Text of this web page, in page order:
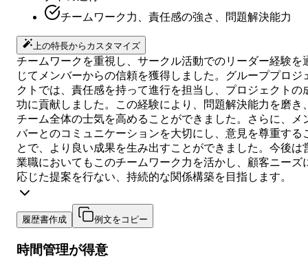
チームワーク力、責任感の強さ、問題解決能力
上の特長からカスタマイズ
チームワークを重視し、サークル活動でのリーダー経験を
じてメンバーからの信頼を獲得しました。グループプロジ
クトでは、責任感を持って進行を担当し、プロジェクトの
功に貢献しました。この経験により、問題解決能力を磨き
チーム全体の士気を高めることができました。さらに、メ
バーとのコミュニケーションを大切にし、意見を尊重する
とで、より良い成果を生み出すことができました。今後は
業職においてもこのチームワーク力を活かし、顧客ニーズ
応じた提案を行ない、持続的な関係構築を目指します。
履歴書作成 例文をコピー
時間管理が得意